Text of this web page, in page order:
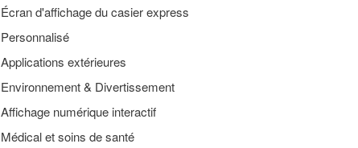
Écran d'affichage du casier express
Personnalisé
Applications extérieures
Environnement & Divertissement
Affichage numérique interactif
Médical et soins de santé